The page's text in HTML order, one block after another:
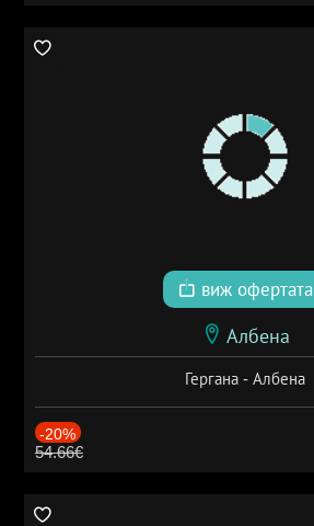
виж офертата
Албена
Гергана - Албена
-20%
54.66€